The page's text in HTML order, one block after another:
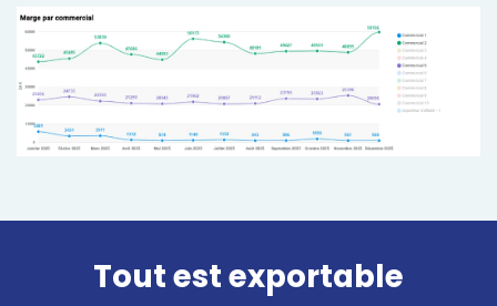
Tout estexportable